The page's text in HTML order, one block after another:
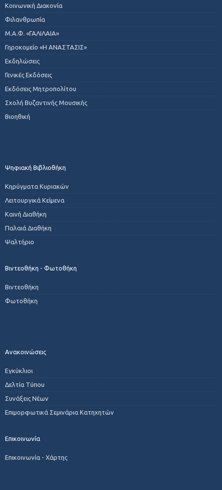
Κοινωνική Διακονία
Φιλανθρωπία
Μ.Α.Φ. «ΓΑΛΙΛΑΙΑ»
Γηροκομείο «Η ΑΝΑΣΤΑΣΙΣ»
Εκδηλώσεις
Γενικές Εκδόσεις
Εκδόσεις Μητροπολίτου
Σχολή Βυζαντινής Μουσικής
Βιοηθική
Ψηφιακή Βιβλιοθήκη
Κηρύγματα Κυριακών
Λειτουργικά Κείμενα
Καινή Διαθήκη
Παλαιά Διαθήκη
Ψαλτήριο
Βιντεοθήκη - Φωτοθήκη
Βιντεοθήκη
Φωτοθήκη
Ανακοινώσεις
Εγκύκλιοι
Δελτία Τύπου
Συνάξεις Νέων
Επιμορφωτικά Σεμινάρια Κατηχητών
Επικοινωνία
Επικοινωνία - Χάρτης